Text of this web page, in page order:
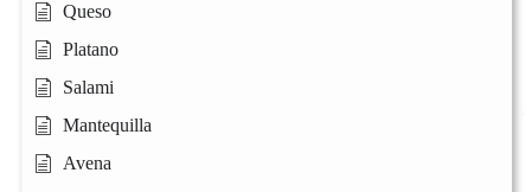
Queso
Platano
Salami
Mantequilla
Avena